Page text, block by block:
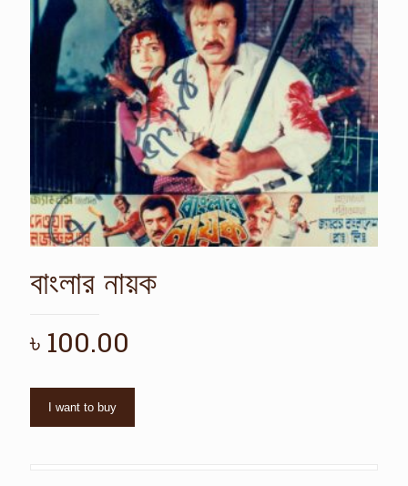
বাংলার নায়ক
৳ 100.00
I want to buy